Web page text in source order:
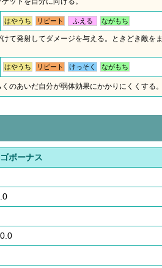
はやうち リピート ふえる ながもち
て発射してダメージを与える。ときどき敵をま
はやうち リピート けっそく ながもち
のあいだ自分が弱体効果にかかりにくくする。
ボーナス